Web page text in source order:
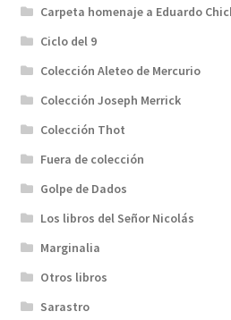
Carpeta homenaje a Eduardo
Ciclo del 9
Colección Aleteo de Mercurio
Colección Joseph Merrick
Colección Thot
Fuera de colección
Golpe de Dados
Los libros del Señor Nicolás
Marginalia
Otros libros
Sarastro